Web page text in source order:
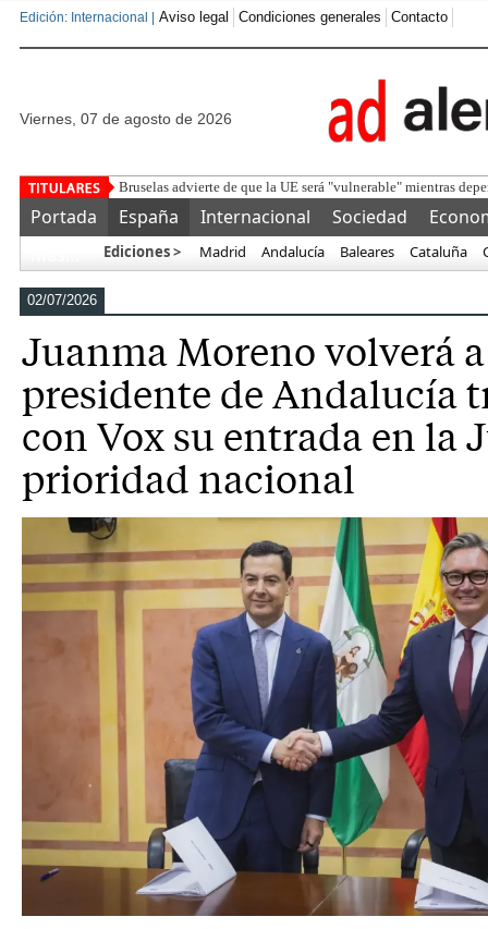
Edición: Internacional | Aviso legal Condiciones generales Contacto
viernes, 07 de agosto de 2026
Detenido un
Portada España Internacional Sociedad
Ediciones > Madrid Andalucía Baleares Cataluña
02/07/2026
Juanma Moreno volverá
presidente de Andalucía
con Vox su entrada en la
prioridad nacional